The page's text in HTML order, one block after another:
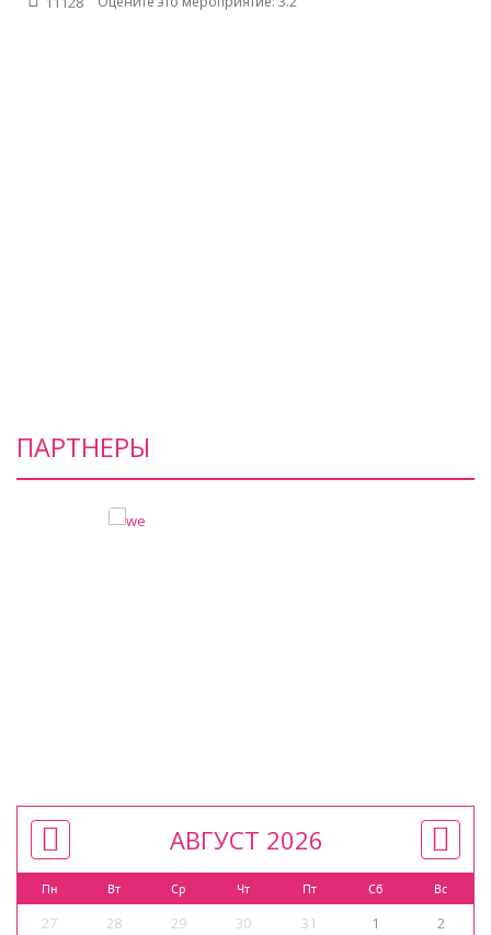
ПАРТНЕРЫ
АВГУСТ 2026
Пн Вт Ср Чт Пт Сб Вс
27 28 29 30 31 1
2